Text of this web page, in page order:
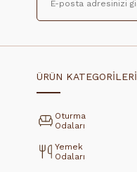
ÜRÜN KATEGORİLERİ
Oturma
Odaları
Yemek
Odaları